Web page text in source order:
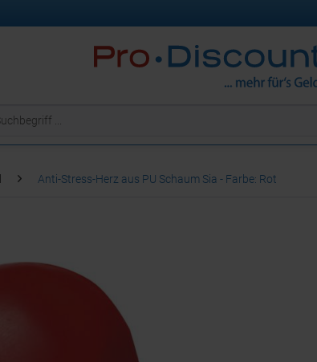
Anti-Stress-Herz aus PU Schaum Sia - Farbe: Rot